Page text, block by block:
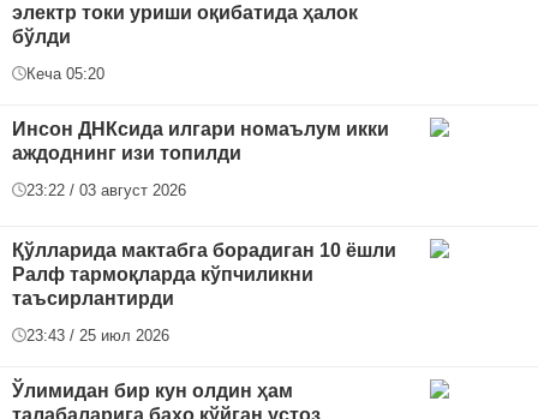
электр токи уриши оқибатида ҳалок
бўлди
Кеча 05:20
Инсон ДНКсида илгари номаълум икки
аждоднинг изи топилди
23:22 / 03 август 2026
Қўлларида мактабга борадиган 10 ёшли
Ралф тармоқларда кўпчиликни
таъсирлантирди
23:43 / 25 июл 2026
Ўлимидан бир кун олдин ҳам
талабаларига баҳо қўйган устоз